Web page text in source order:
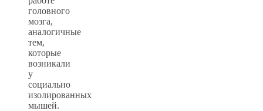
головного
мозга,
аналогичные
тем,
которые
возникали
у
социально
изолированных
мышей.